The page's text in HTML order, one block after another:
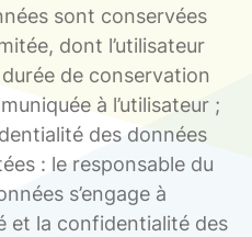
sont conservées
dont l’utilisateur
de conservation
à l’utilisateur ;
des données
: le responsable du
s’engage à
et la confidentialité des